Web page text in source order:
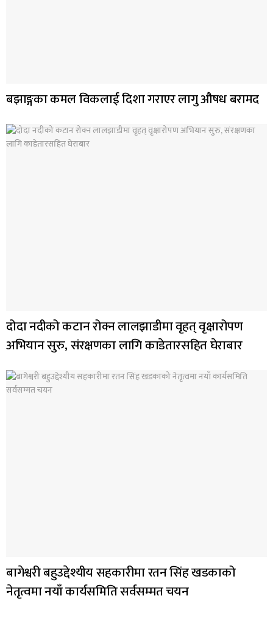
बझाङ्गका कमल विकलाई दिशा गराएर लागु औषध बरामद
दोदा नदीको कटान रोक्न लालझाडीमा वृहत् वृक्षारोपण
अभियान सुरु, संरक्षणका लागि काडेतारसहित घेराबार
बागेश्वरी बहुउद्देश्यीय सहकारीमा रतन सिंह खडकाको
नेतृत्वमा नयाँ कार्यसमिति सर्वसम्मत चयन